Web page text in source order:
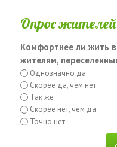
Опрос жителей
Комфортнее ли жить
жителям,
Однозначно да
Скорее да, чем нет
Так же
Скорее нет, чем да
Точно нет